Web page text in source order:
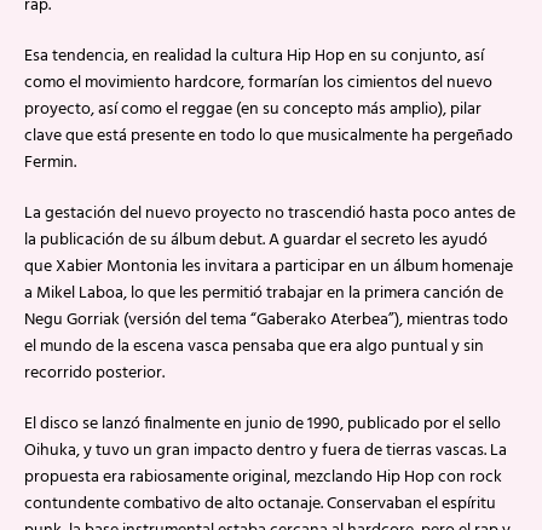
Esa tendencia, en realidad la cultura Hip Hop en su conjunto, así
como el movimiento hardcore, formarían los cimientos del nuevo
proyecto, así como el reggae (en su concepto más amplio), pilar
clave que está presente en todo lo que musicalmente ha pergeñado
Fermin.
La gestación del nuevo proyecto no trascendió hasta poco antes de
la publicación de su álbum debut. A guardar el secreto les ayudó
que Xabier Montonia les invitara a participar en un álbum homenaje
a Mikel Laboa, lo que les permitió trabajar en la primera canción de
Negu Gorriak (versión del tema “Gaberako Aterbea”), mientras todo
el mundo de la escena vasca pensaba que era algo puntual y sin
recorrido posterior.
El disco se lanzó finalmente en junio de 1990, publicado por el sello
Oihuka, y tuvo un gran impacto dentro y fuera de tierras vascas. La
propuesta era rabiosamente original, mezclando Hip Hop con rock
contundente combativo de alto octanaje. Conservaban el espíritu